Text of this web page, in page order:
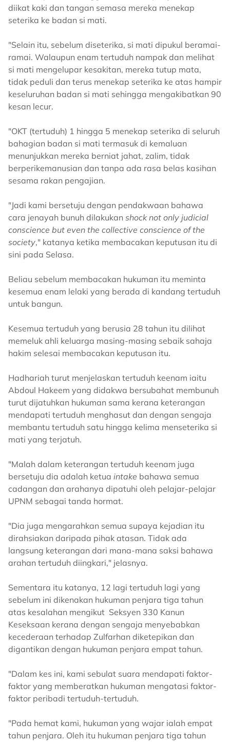
diikat kaki dan tangan semasa mereka menekap
seterika ke badan si mati.
"Selain itu, sebelum diseterika, si mati dipukul beramai-
ramai. Walaupun enam tertuduh nampak dan melihat
si mati mengelupar kesakitan, mereka tutup mata,
tidak peduli dan terus menekap seterika ke atas hampir
keseluruhan badan si mati sehingga mengakibatkan 90
kesan lecur.
"OKT (tertuduh) 1 hingga 5 menekap seterika di seluruh
bahagian badan si mati termasuk di kemaluan
menunjukkan mereka berniat jahat, zalim, tidak
berperikemanusian dan tanpa ada rasa belas kasihan
sesama rakan pengajian.
"Jadi kami bersetuju dengan pendakwaan bahawa
cara jenayah bunuh dilakukan shock not only judicial
conscience but even the collective conscience of the
society," katanya ketika membacakan keputusan itu di
sini pada Selasa.
Beliau sebelum membacakan hukuman itu meminta
kesemua enam lelaki yang berada di kandang tertuduh
untuk bangun.
Kesemua tertuduh yang berusia 28 tahun itu dilihat
memeluk ahli keluarga masing-masing sebaik sahaja
hakim selesai membacakan keputusan itu.
Hadhariah turut menjelaskan tertuduh keenam iaitu
Abdoul Hakeem yang didakwa bersubahat membunuh
turut dijatuhkan hukuman sama kerana keterangan
mendapati tertuduh menghasut dan dengan sengaja
membantu tertuduh satu hingga kelima menseterika si
mati yang terjatuh.
"Malah dalam keterangan tertuduh keenam juga
bersetuju dia adalah ketua intake bahawa semua
cadangan dan arahanya dipatuhi oleh pelajar-pelajar
UPNM sebagai tanda hormat.
"Dia juga mengarahkan semua supaya kejadian itu
dirahsiakan daripada pihak atasan. Tidak ada
langsung keterangan dari mana-mana saksi bahawa
arahan tertuduh diingkari," jelasnya.
Sementara itu katanya, 12 lagi tertuduh lagi yang
sebelum ini dikenakan hukuman penjara tiga tahun
atas kesalahan mengikut Seksyen 330 Kanun
Keseksaan kerana dengan sengaja menyebabkan
kecederaan terhadap Zulfarhan diketepikan dan
digantikan dengan hukuman penjara empat tahun.
"Dalam kes ini, kami sebulat suara mendapati faktor-
faktor yang memberatkan hukuman mengatasi faktor-
faktor peribadi tertuduh-tertuduh.
"Pada hemat kami, hukuman yang wajar ialah empat
tahun penjara. Oleh itu hukuman penjara tiga tahun